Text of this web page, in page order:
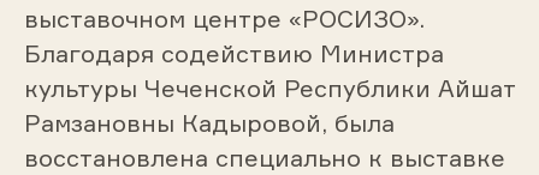
выставочном центре «РОСИЗО».
Благодаря содействию Министра
культуры Чеченской Республики Айшат
Рамзановны Кадыровой, была
восстановлена специально к выставке